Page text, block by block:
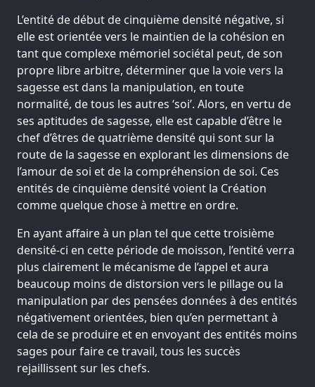
L’entité de début de cinquième densité négative, si
elle est orientée vers le maintien de la cohésion en
tant que complexe mémoriel sociétal peut, de son
propre libre arbitre, déterminer que la voie vers la
sagesse est dans la manipulation, en toute
normalité, de tous les autres ‘soi’. Alors, en vertu de
ses aptitudes de sagesse, elle est capable d’être le
chef d’êtres de quatrième densité qui sont sur la
route de la sagesse en explorant les dimensions de
l’amour de soi et de la compréhension de soi. Ces
entités de cinquième densité voient la Création
comme quelque chose à mettre en ordre.
En ayant affaire à un plan tel que cette troisième
densité-ci en cette période de moisson, l’entité verra
plus clairement le mécanisme de l’appel et aura
beaucoup moins de distorsion vers le pillage ou la
manipulation par des pensées données à des entités
négativement orientées, bien qu’en permettant à
cela de se produire et en envoyant des entités moins
sages pour faire ce travail, tous les succès
rejaillissent sur les chefs.